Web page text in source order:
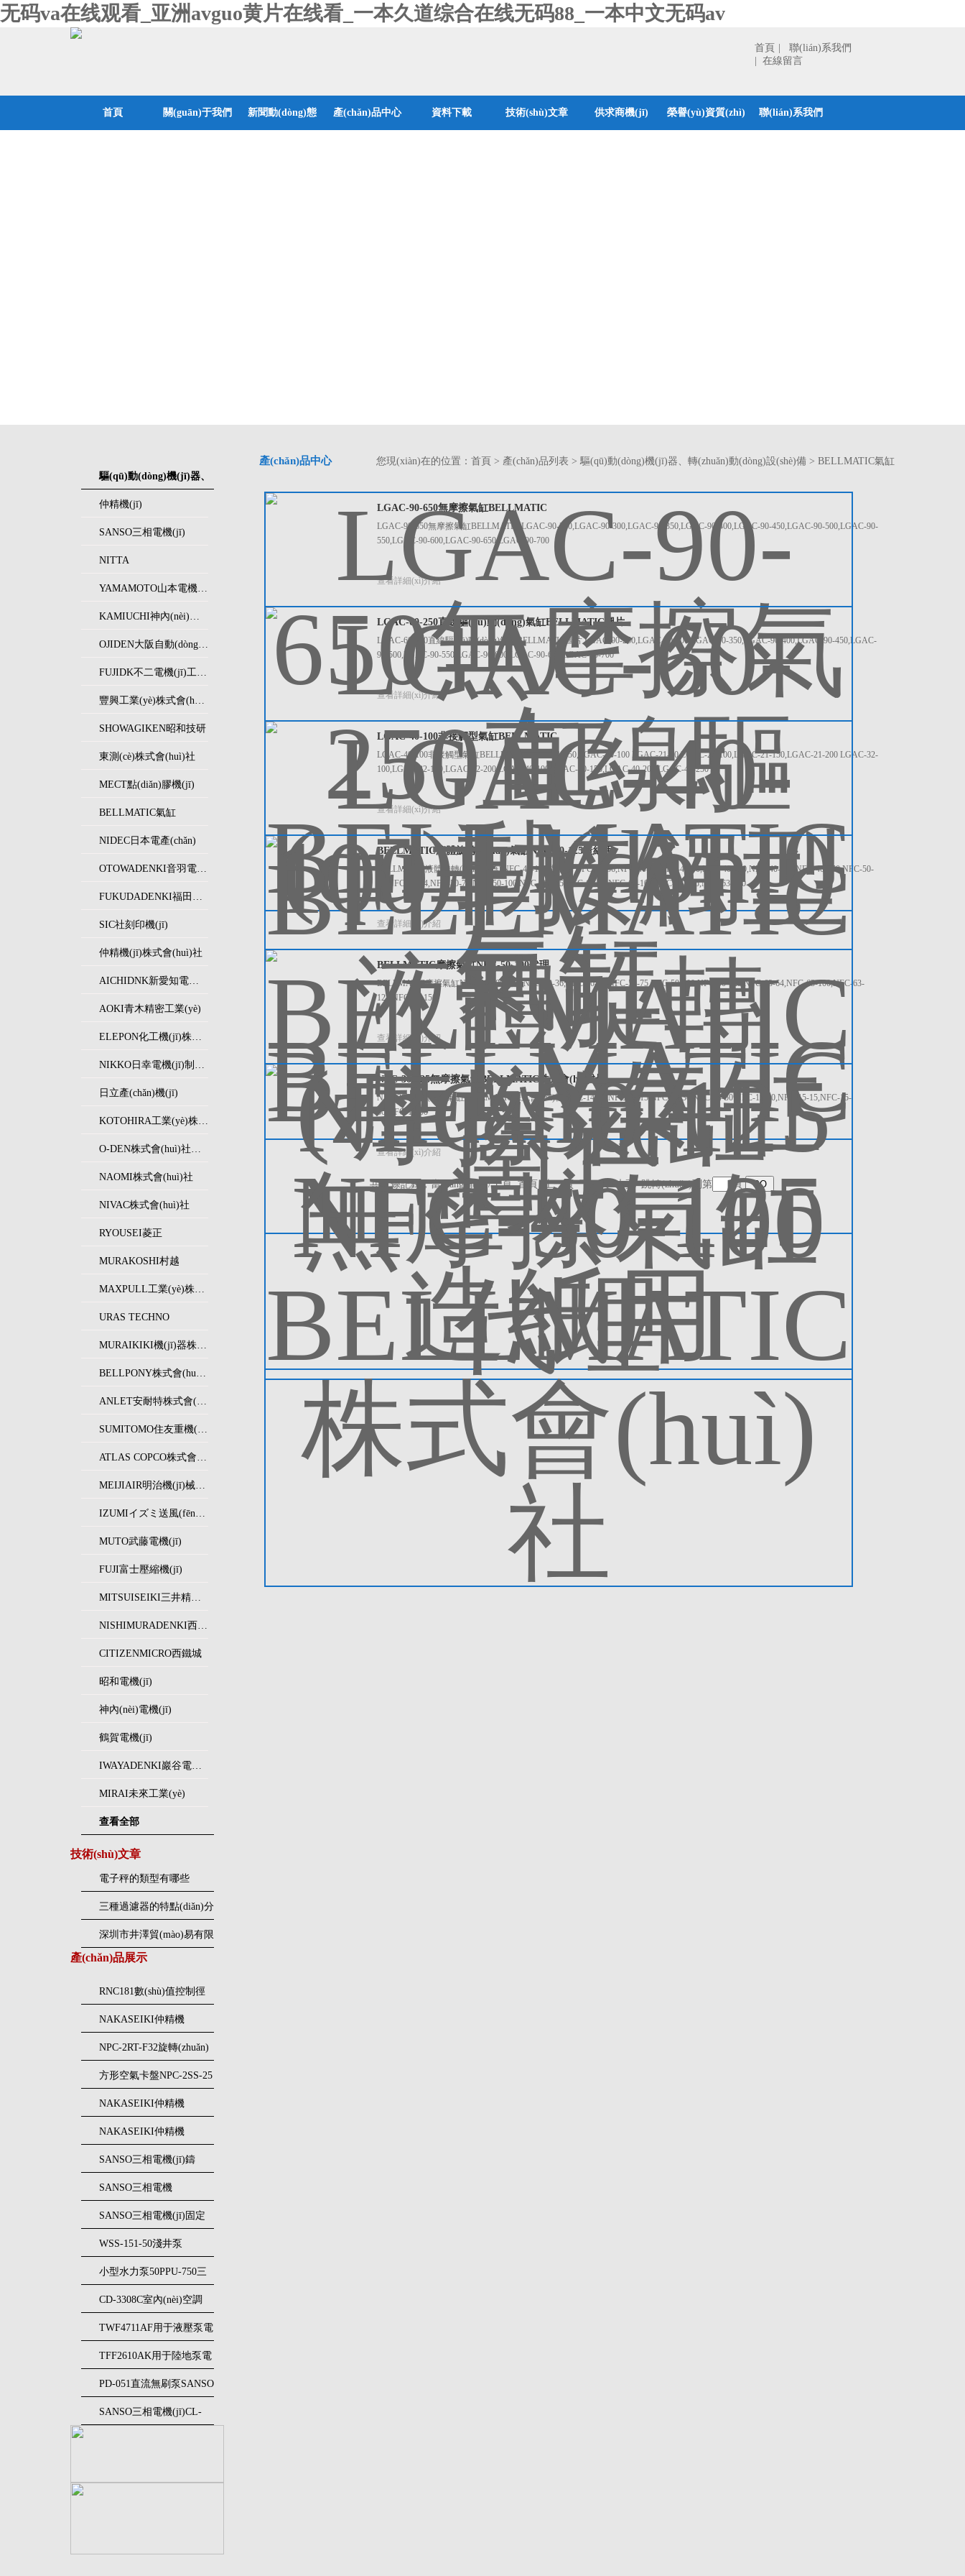
无码va在线观看_亚洲avguo黄片在线看_一本久道综合在线无码88_一本中文无码av
首頁
| 聯(lián)系我們
| 在線留言
首頁 關(guān)于我們 新聞動(dòng)態 產(chǎn)品中心 資料下載 技術(shù)文章 供求商機(jī) 榮譽(yù)資質(zhì) 聯(lián)系我們
驅(qū)動(dòng)機(jī)器、
轉(zhuǎn)動(dòng)設(shè)
備
仲精機(jī)
SANSO三相電機(jī)
NITTA
YAMAMOTO山本電機(jī)
KAMIUCHI神內(nèi)電機(jī)
OJIDEN大阪自動(dòng)電機(jī)
FUJIDK不二電機(jī)工業(yè)
豐興工業(yè)株式會(huì)社
SHOWAGIKEN昭和技研
東測(cè)株式會(huì)社
MECT點(diǎn)膠機(jī)
BELLMATIC氣缸
NIDEC日本電產(chǎn)
OTOWADENKI音羽電機(jī)工業(yè)株式會(huì)社
FUKUDADENKI福田電機(jī)制作所
SIC社刻印機(jī)
仲精機(jī)株式會(huì)社
AICHIDNK新愛知電機(jī)制作所
AOKI青木精密工業(yè)
ELEPON化工機(jī)株式會(huì)社
NIKKO日幸電機(jī)制作所
日立產(chǎn)機(jī)
KOTOHIRA工業(yè)株式會(huì)社
O-DEN株式會(huì)社オーデン
NAOMI株式會(huì)社
NIVAC株式會(huì)社
RYOUSEI菱正
MURAKOSHI村越
MAXPULL工業(yè)株式會(huì)社
URAS TECHNO
MURAIKIKI機(jī)器株式會(huì)社
BELLPONY株式會(huì)社
ANLET安耐特株式會(huì)社
SUMITOMO住友重機(jī)械精機(jī)
ATLAS COPCO株式會(huì)社
MEIJIAIR明治機(jī)械制作所
IZUMIイズミ送風(fēng)機(jī)
MUTO武藤電機(jī)
FUJI富士壓縮機(jī)
MITSUISEIKI三井精機(jī)工業(yè)
NISHIMURADENKI西村電機(jī)
CITIZENMICRO西鐵城
昭和電機(jī)
神內(nèi)電機(jī)
鶴賀電機(jī)
IWAYADENKI巖谷電機(jī)
MIRAI未來工業(yè)
查看全部
技術(shù)文章
電子秤的類型有哪些
三種過濾器的特點(diǎn)分
別有哪些？
深圳市井澤貿(mào)易有限
公司特殊照明熒光燈
產(chǎn)品展示
RNC181數(shù)值控制徑
向壓接機(jī)NAKASEIKI
仲精機(jī)
NAKASEIKI仲精機
(jī)RNE081徑向壓接機(jī)
NPC-2RT-F32旋轉(zhuǎn)
空氣卡盤NAKASEIKI仲
精機(jī)
方形空氣卡盤NPC-2SS-25
仲精機(jī)NAKASEIKI
NAKASEIKI仲精機
(jī)NPC-2RS-F22N氣動
(dòng)卡盤
NAKASEIKI仲精機
(jī)NPC-4FS-31空氣卡盤
SANSO三相電機(jī)鑄
25CT502鐵螺旋泵
SANSO三相電機
(jī)15CJT0202不銹鋼工業
(yè)泵
SANSO三相電機(jī)固定
壓力供水泵
32NQCT50751P
WSS-151-50淺井泵
SANSO三相電機(jī)
小型水力泵50PPU-750三
相電機(jī)SANSO
CD-3308C室內(nèi)空調
(diào)使用電機(jī)SANSO
三相電機(jī)
TWF4711AF用于液壓泵電
動(dòng)機(jī)SANSO三相
電機(jī)
TFF2610AK用于陸地泵電
動(dòng)機(jī)SANSO三相
電機(jī)
PD-051直流無刷泵SANSO
三相電機(jī)
SANSO三相電機(jī)CL-
產(chǎn)品中心 您現(xiàn)在的位置： 首頁 > 產(chǎn)品列表 > 驅(qū)動(dòng)機(jī)器、轉(zhuǎn)動(dòng)設(shè)備 > BELLMATIC氣缸
LGAC-90-650無摩擦氣缸BELLMATIC
LGAC-90-650無摩擦氣缸BELLMATIC LGAC-90-250,LGAC-90-300,LGAC-90-350,LGAC-90-400,LGAC-90-450,LGAC-90-500,LGAC-90-
550,LGAC-90-600,LGAC-90-650,LGAC-90-700
查看詳細(xì)介紹
LGAC-60-250直線驅(qū)動(dòng)氣缸BELLMATIC圖片
LGAC-60-250直線驅(qū)動(dòng)氣缸BELLMATIC圖片 LGAC-90-250,LGAC-90-300,LGAC-90-350,LGAC-90-400,LGAC-90-450,LGAC-
90-500,LGAC-90-550,LGAC-90-600,LGAC-90-650,LGAC-90-700
查看詳細(xì)介紹
LGAC-40-100非接觸型氣缸BELLMATIC
LGAC-40-100非接觸型氣缸BELLMATIC LGAC-10-50,LGAC-10-100 LGAC-21-50,LGAC-21-100,LGAC-21-150,LGAC-21-200 LGAC-32-
100,LGAC-32-150,LGAC-32-200 LGAC-40-100,LGAC-40-150,LGAC-40-200,LGAC-40-250
查看詳細(xì)介紹
BELLMATIC液體旋轉(zhuǎn)氣缸NFC-40-125造紙用
BELLMATIC液體旋轉(zhuǎn)氣缸NFC-40-125造紙用 NFC-40-36,NFC-40-48,NFC-40-50,NFC-40-100,NFC-40-125,NFC-40-150 NFC-50-
36,NFC-50-64,NFC-50-75,NFC-50-100,NFC-50-125 NFC-63-64,NFC-63-100,NFC-63-125,NFC-63-150
查看詳細(xì)介紹
BELLMATIC摩擦氣缸NFC-50-100代理
BELLMATIC摩擦氣缸NFC-50-100代理 NFC-50-36,NFC-50-64,NFC-50-75,NFC-50-100,NFC-50-125 NFC-63-64,NFC-63-100,NFC-63-
125,NFC-63-150
查看詳細(xì)介紹
NFC-30-125無摩擦氣缸BELLMATIC株式會(huì)社
NFC-30-125無摩擦氣缸BELLMATIC株式會(huì)社 NFC-14-10,NFC-14-15,NFC-14-30,NFC-14-50 NFC-15-10,NFC-15-15,NFC-15-
30,NFC-15-50
查看詳細(xì)介紹
共 6 條記錄，當(dāng)前 1 / 1 頁 首頁 上一頁 下一頁 末頁 跳轉(zhuǎn)到第 頁